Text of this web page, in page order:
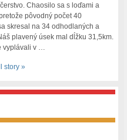
Chaosilo sa s loďami a
pôvodný počet 40
skresal na 34 odhodlaných a
plavený úsek mal dĺžku 31,5km.
vyplávali v …
story »